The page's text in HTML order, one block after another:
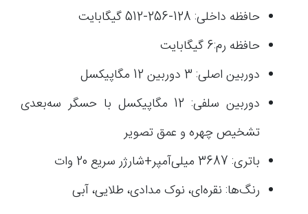
حافظه داخلی: 128-256-512 گیگابایت
حافظه رم:6 گیگابایت
دوربین اصلی: 3 دوربین 12 مگاپیکسل
دوربین سلفی: 12 مگاپیکسل با حسگر سه‌بعدی
تشخیص چهره و عمق تصویر
باتری: 3687 میلی‌آمپر+شارژر سریع 20 وات
رنگ‌ها: نقره‌ای، نوک مدادی، طلایی، آبی